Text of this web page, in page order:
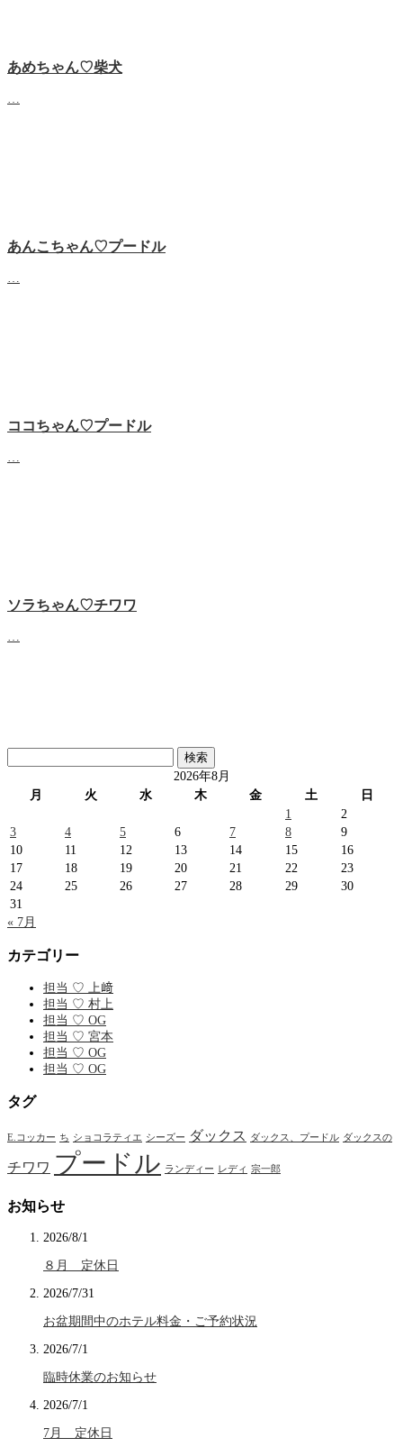
あめちゃん♡‬柴犬
あんこちゃん♡‬プードル
ココちゃん♡‬プードル
ソラちゃん♡‬チワワ
索:
2026年8月
月
火 水 木 金 土
日
1
2
3
4 5 6 7 8
9
10
11 12 13 14 15
16
17
18 19 20 21 22
23
24
25 26 27 28 29
30
31
« 7月
カテゴリー
担当 ♡ 上﨑
担当 ♡ 村上
担当 ♡ OG
担当 ♡ 宮本
担当 ♡ OG
担当 ♡ OG
タグ
E.コッカー ち ショコラティエ シーズー ダックス ダックス、プードル ダックスの
チワワ プードル ランディー レディ 宗一郎
お知らせ
2026/8/1
８月 定休日
2026/7/31
お盆期間中のホテル料金・ご予約状況
2026/7/1
臨時休業のお知らせ
2026/7/1
7月 定休日